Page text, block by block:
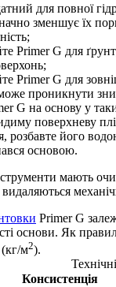
для повної
зменшує їх
Primer G для
Primer G для
проникнути
G на основу у
поверхневу
розбавте його
основою.
мають
Primer G
основи. Як
м2).
Консистенція